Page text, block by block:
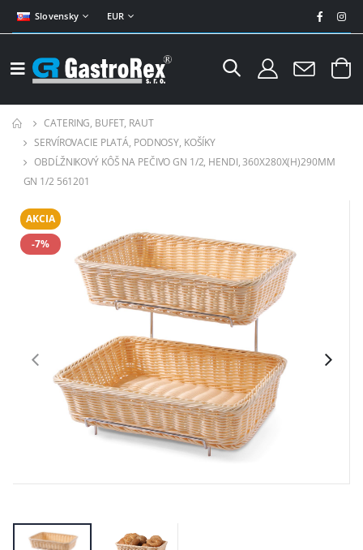
Slovensky EUR
CATERING, BUFET, RAUT
SERVÍROVACIE PLATÁ, PODNOSY, KOŠÍKY
OBDĹŽNIKOVÝ KÔŠ NA PEČIVO GN 1/2, HENDI, 360X280X(H)290MM
GN 1/2 561201
AKCIA
-7%